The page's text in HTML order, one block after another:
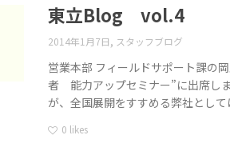
東立Blog vol.4
2014年1月7日, スタッフブログ
営業本部 フィールドサポート課の
者 能力アップセミナー”に出席し
が、全国展開をすすめる弊社とし
0 likes